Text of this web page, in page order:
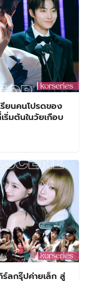
ยนคนโปรดของ
มต้นในวัยเกือบ
ร์ลกรุ๊ปค่ายเล็ก สู่